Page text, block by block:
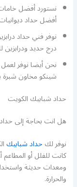
نستورد أفضل
أفضل حداد
نوفر فني حداد
درج حديد ودرابزين
نحن أيضا نوفر
شينكو مخاون شبرة
حداد شبابيك الكويت
هل انت بحاجة إلى
نوفر لكحداد شبابيك
كانت للفلل أو
ومعدات حديثة
والحرارة.